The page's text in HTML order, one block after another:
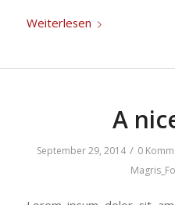
Weiterlesen
A
September 29, 2014 / 0